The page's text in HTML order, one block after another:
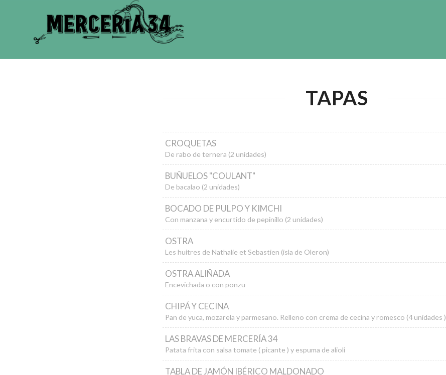
TAPAS
CROQUETAS
De rabo de ternera (2 unidades)
BUÑUELOS "COULANT"
De bacalao (2 unidades)
BOCADO DE PULPO Y KIMCHI
Con manzana y encurtido de pepinillo (2 unidades)
OSTRA
Les huitres de Nathalie et Sebastien (isla de Oleron)
OSTRA ALIÑADA
Encevichada o con ponzu
CHIPÁ Y CECINA
Pan de yuca, mozarela y parmesano. Relleno con crema de cecina y romesco (4 unidades )
LAS BRAVAS DE MERCERÍA 34
Patata frita con salsa tomate ( picante ) y espuma de alioli
TABLA DE JAMÓN IBÉRICO MALDONADO